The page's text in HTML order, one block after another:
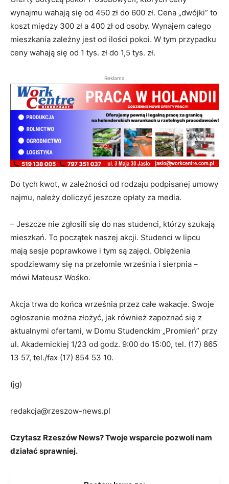
wynajmu wahają się od 450 zł do 600 zł. Cena „dwójki” to
koszt między 300 zł a 400 zł od osoby. Wynajem całego
mieszkania zależny jest od ilości pokoi. W tym przypadku
ceny wahają się od 1 tys. zł do 1,5 tys. zł.
Reklama
Do tych kwot, w zależności od rodzaju podpisanej umowy
najmu, należy doliczyć jeszcze opłaty za media.
– Jeszcze nie zgłosili się do nas studenci, którzy szukają
mieszkań. To początek naszej akcji. Studenci w lipcu
mają sesje poprawkowe i tym są zajęci. Oblężenia
spodziewamy się na przełomie września i sierpnia –
mówi Mateusz Wośko.
Akcja trwa do końca września przez całe wakacje. Swoje
ogłoszenie można złożyć, jak również zapoznać się z
aktualnymi ofertami, w Domu Studenckim „Promień” przy
ul. Akademickiej 1/23 od godz. 9:00 do 15:00, tel. (17) 865
13 57, tel./fax (17) 854 53 10.
(jg)
redakcja@rzeszow-news.pl
Czytasz Rzeszów News? Twoje wsparcie pozwoli nam
działać sprawniej.